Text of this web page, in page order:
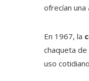
ofrecían una
En 1967, la
chaqueta de
uso